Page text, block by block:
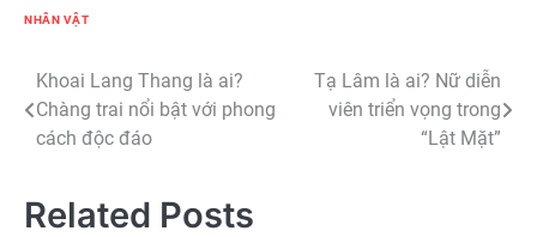
NHÂN VẬT
Điều
hướng
viết
Khoai Lang Thang là ai?
Chàng trai nổi bật với phong
cách độc đáo
Tạ Lâm là ai? Nữ diễn
viên triển vọng trong
“Lật Mặt”
Related Posts